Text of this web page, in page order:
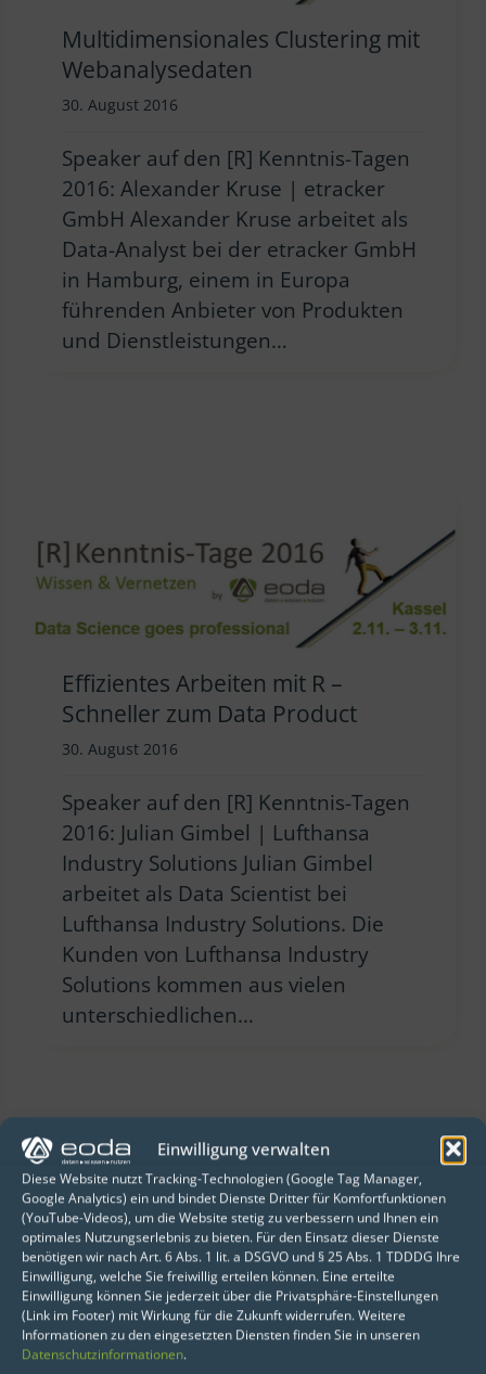
Einwilligung verwalten
Diese Website nutzt Tracking-Technologien (Google Tag Manager,
Google Analytics) ein und bindet Dienste Dritter für Komfortfunktionen
(YouTube-Videos), um die Website stetig zu verbessern und Ihnen ein
optimales Nutzungserlebnis zu bieten. Für den Einsatz dieser Dienste
benötigen wir nach Art. 6 Abs. 1 lit. a DSGVO und § 25 Abs. 1 TDDDG Ihre
Einwilligung, welche Sie freiwillig erteilen können. Eine erteilte
Einwilligung können Sie jederzeit über die Privatsphäre-Einstellungen
(Link im Footer) mit Wirkung für die Zukunft widerrufen. Weitere
Informationen zu den eingesetzten Diensten finden Sie in unseren
Datenschutzinformationen.
Multidimensionales Clustering mit
Webanalysedaten
30. August 2016
Speaker auf den [R] Kenntnis-Tagen
2016: Alexander Kruse | etracker
GmbH Alexander Kruse arbeitet als
Data-Analyst bei der etracker GmbH
in Hamburg, einem in Europa
führenden Anbieter von Produkten
und Dienstleistungen…
Effizientes Arbeiten mit R –
Schneller zum Data Product
30. August 2016
Speaker auf den [R] Kenntnis-Tagen
2016: Julian Gimbel | Lufthansa
Industry Solutions Julian Gimbel
arbeitet als Data Scientist bei
Lufthansa Industry Solutions. Die
Kunden von Lufthansa Industry
Solutions kommen aus vielen
unterschiedlichen…
R löst SAS als beliebtestes